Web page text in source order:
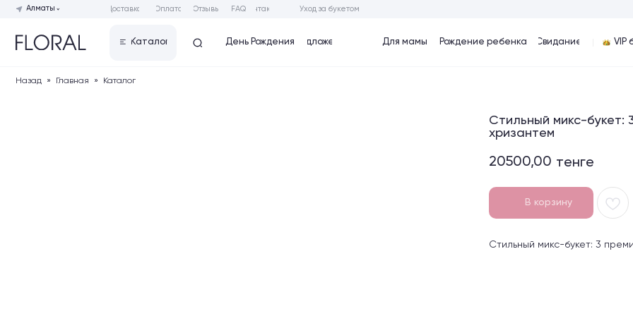
Алматы
День Рождения
Доставка Оплата Отзывы FAQ Контакты
Предложение
Каталог VIP букеты
Рождение ребенка Cвидание
Уход за букетом
Стильный микс-букет:
хризантем
20500,00 тенге
В корзину
Стильный микс-букет: 3